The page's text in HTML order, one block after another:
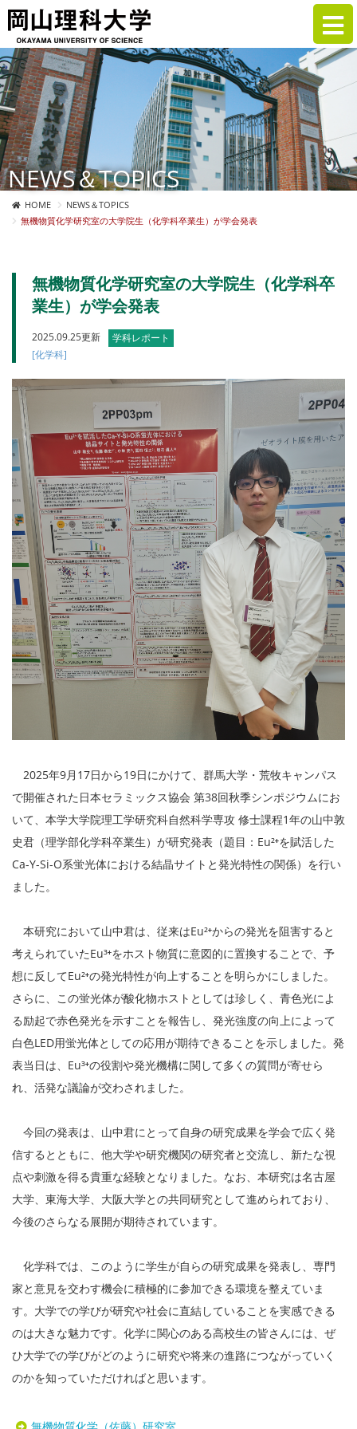
NEWS＆TOPICS
HOME
NEWS＆TOPICS
無機物質化学研究室の大学院生（化学科卒業生）が学会発表
無機物質化学研究室の大学院生（化学科卒
業生）が学会発表
2025.09.25更新
学科レポート
[化学科]
2025年9月17日から19日にかけて、群馬大学・荒牧キャンパス
で開催された日本セラミックス協会 第38回秋季シンポジウムにお
いて、本学大学院理工学研究科自然科学専攻 修士課程1年の山中敦
史君（理学部化学科卒業生）が研究発表（題目：Eu²⁺を賦活した
Ca-Y-Si-O系蛍光体における結晶サイトと発光特性の関係）を行い
ました。
本研究において山中君は、従来はEu²⁺からの発光を阻害すると
考えられていたEu³⁺をホスト物質に意図的に置換することで、予
想に反してEu²⁺の発光特性が向上することを明らかにしました。
さらに、この蛍光体が酸化物ホストとしては珍しく、青色光によ
る励起で赤色発光を示すことを報告し、発光強度の向上によって
白色LED用蛍光体としての応用が期待できることを示しました。発
表当日は、Eu³⁺の役割や発光機構に関して多くの質問が寄せら
れ、活発な議論が交わされました。
今回の発表は、山中君にとって自身の研究成果を学会で広く発
信するとともに、他大学や研究機関の研究者と交流し、新たな視
点や刺激を得る貴重な経験となりました。なお、本研究は名古屋
大学、東海大学、大阪大学との共同研究として進められており、
今後のさらなる展開が期待されています。
化学科では、このように学生が自らの研究成果を発表し、専門
家と意見を交わす機会に積極的に参加できる環境を整えていま
す。大学での学びが研究や社会に直結していることを実感できる
のは大きな魅力です。化学に関心のある高校生の皆さんには、ぜ
ひ大学での学びがどのように研究や将来の進路につながっていく
のかを知っていただければと思います。